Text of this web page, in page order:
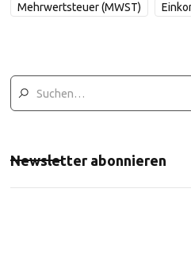
Mehrwertsteuer (MWST)
Newsletter abonnieren